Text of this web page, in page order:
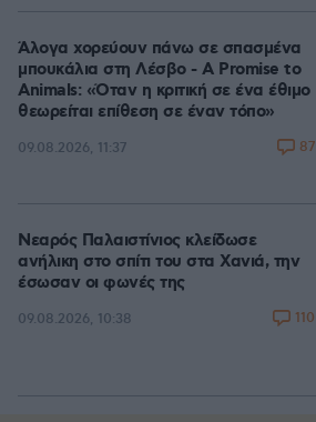
Άλογα χορεύουν πάνω σε σπασμένα
μπουκάλια στη Λέσβο - A Promise to
Animals: «Όταν η κριτική σε ένα έθιμο
θεωρείται επίθεση σε έναν τόπο»
09.08.2026, 11:37 87
Νεαρός Παλαιστίνιος κλείδωσε
ανήλικη στο σπίτι του στα Χανιά, την
έσωσαν οι φωνές της
09.08.2026, 10:38 110